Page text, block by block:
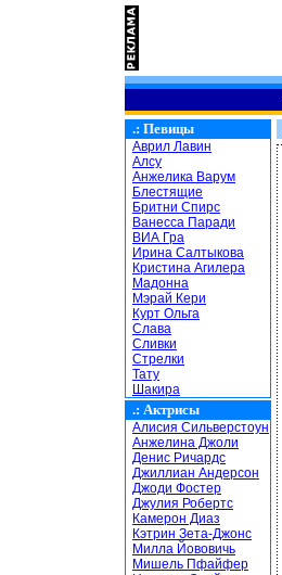
.: Певицы
Аврил Лавин
Алсу
Анжелика Варум
Блестящие
Бритни Спирс
Ванесса Паради
ВИА Гра
Ирина Салтыкова
Кристина Агилера
Мадонна
Мэрай Кери
Курт Ольга
Слава
Сливки
Стрелки
Тату
Шакира
.: Актрисы
Алисия Сильверстоун
Анжелина Джоли
Денис Ричардс
Джиллиан Андерсон
Джоди Фостер
Джулия Робертс
Камерон Диаз
Кэтрин Зета-Джонс
Милла Йововичь
Мишель Пфайфер